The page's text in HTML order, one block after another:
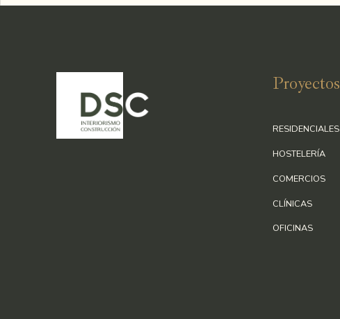
Proyectos
RESIDENCIALES
HOSTELERÍA
COMERCIOS
CLÍNICAS
OFICINAS